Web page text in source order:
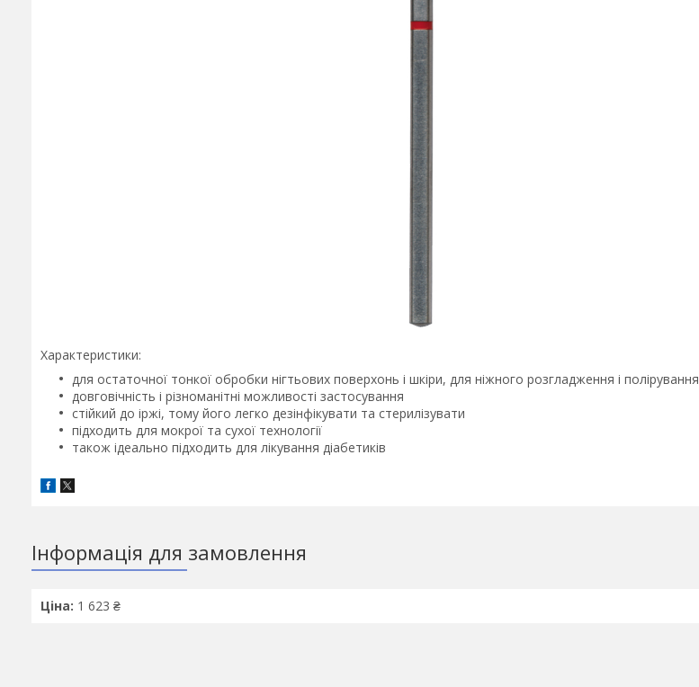
Характеристики:
для остаточної тонкої обробки нігтьових поверхонь і шкіри, для ніжного розгладження і полірування
довговічність і різноманітні можливості застосування
стійкий до іржі, тому його легко дезінфікувати та стерилізувати
підходить для мокрої та сухої технології
також ідеально підходить для лікування діабетиків
Інформація для замовлення
Ціна: 1 623 ₴